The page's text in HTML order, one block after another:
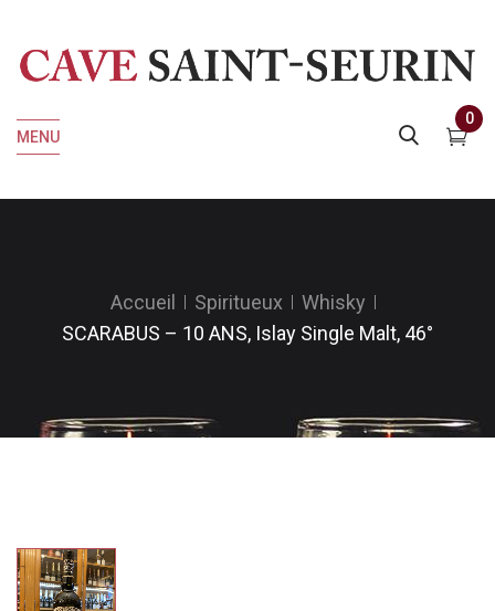
MENU
0
Accueil Spiritueux
Whisky
SCARABUS – 10 ANS, Islay Single Malt, 46°